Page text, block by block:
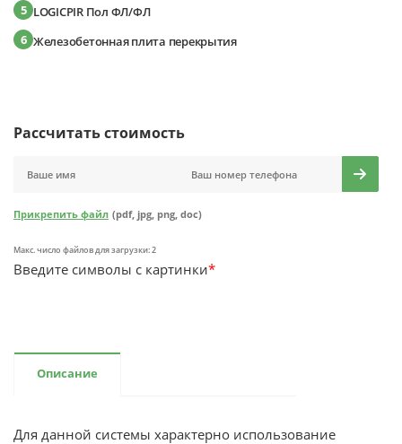
5 LOGICPIR Пол ФЛ/ФЛ
6 Железобетонная плита перекрытия
Рассчитать стоимость
Прикрепить файл (pdf, jpg, png, doc)
Макс. число файлов для загрузки: 2
Введите символы с картинки*
Описание
Для данной системы характерно использование